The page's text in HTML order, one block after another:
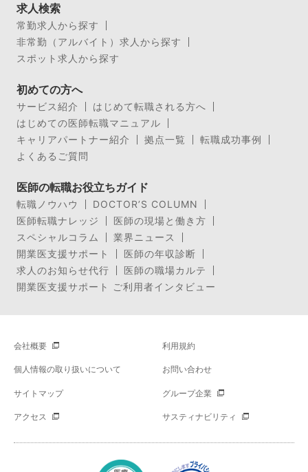
求人検索
常勤求人から探す
非常勤（アルバイト）求人から探す
スポット求人から探す
初めての方へ
サービス紹介
はじめて転職される方へ
はじめての医師転職マニュアル
キャリアパートナー紹介
拠点一覧
転職成功事例
よくあるご質問
医師の転職お役立ちガイド
転職ノウハウ
DOCTOR’S COLUMN
医師転職ナレッジ
医師の現場と働き方
スペシャルコラム
業界ニュース
開業医支援サポート
医師の年収診断
求人のお知らせ代行
医師の職場カルテ
開業医支援サポート ご利用者インタビュー
会社概要 利用規約
個人情報の取り扱いについて お問い合わせ
サイトマップ グループ企業
アクセス サスティナビリティ